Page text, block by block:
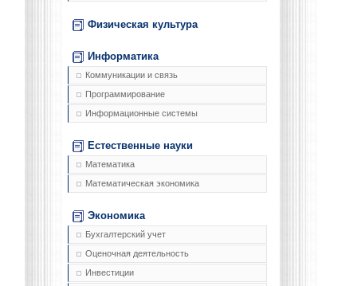
Физическая культура
Информатика
Коммуникации и связь
Программирование
Информационные системы
Естественные науки
Математика
Математическая экономика
Экономика
Бухгалтерский учет
Оценочная деятельность
Инвестиции